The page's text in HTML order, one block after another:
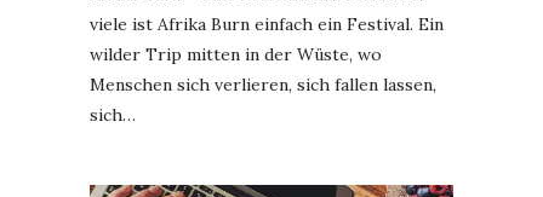
viele ist Afrika Burn einfach ein Festival. Ein
wilder Trip mitten in der Wüste, wo
Menschen sich verlieren, sich fallen lassen,
sich…